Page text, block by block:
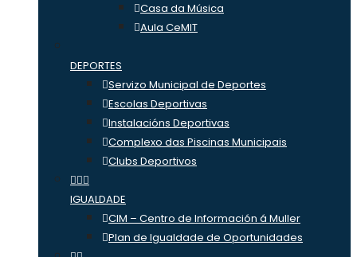
Casa da Música
Aula CeMIT
DEPORTES
Servizo Municipal de Deportes
Escolas Deportivas
Instalacións Deportivas
Complexo das Piscinas Municipais
Clubs Deportivos
IGUALDADE
CIM – Centro de Información á Muller
Plan de Igualdade de Oportunidades